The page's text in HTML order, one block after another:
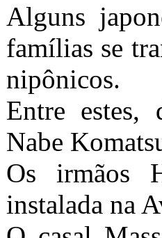
Alguns
famílias se
nipônicos.
Entre estes,
Nabe
Os irmãos
instalada na